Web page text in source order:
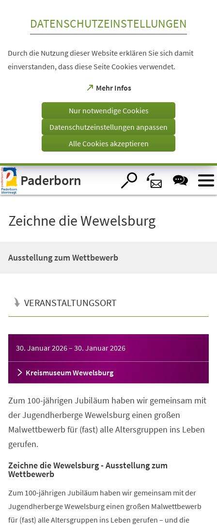
Visuelle
Assistenzsoftware
öffnen.
DATENSCHUTZEINSTELLUNGEN
Durch die Nutzung dieser Website erklären Sie sich damit
einverstanden, dass diese Seite Cookies verwendet.
Mehr Infos
(Öffnet
einem
Tab)
Nur notwendige Cookies
Datenschutzeinstellungen anpassen
Alle Cookies akzeptieren
Paderborn
Zeichne die Wewelsburg
Ausstellung zum Wettbewerb
VERANSTALTUNGSORT
30. Januar 2026– 30. Januar 2026
Kreismuseum Wewelsburg
Zum 100-jährigen Jubiläum haben wir gemeinsam mit
der Jugendherberge Wewelsburg einen großen
Malwettbewerb für (fast) alle Altersgruppen ins Leben
gerufen.
Zeichne die Wewelsburg - Ausstellung zum
Wettbewerb
Zum 100-jährigen Jubiläum haben wir gemeinsam mit der
Jugendherberge Wewelsburg einen großen Malwettbewerb
für (fast) alle Altersgruppen ins Leben gerufen – und die